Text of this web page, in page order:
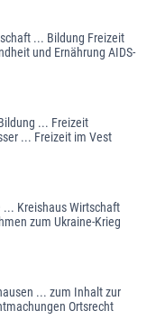
... Bildung Freizeit
und Ernährung AIDS-
... Freizeit
... Freizeit im Vest
... Kreishaus Wirtschaft
zum Ukraine-Krieg
... zum Inhalt zur
Ortsrecht